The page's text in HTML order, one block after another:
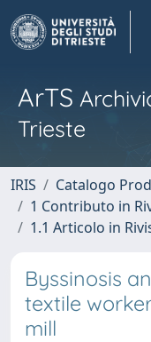
ArTS
Trieste
IRIS
Catalogo
1 Contributo in
1.1 Articolo in
Byssinosis
textile
mill